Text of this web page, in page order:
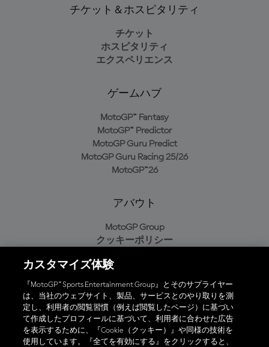
チケット＆ホスピタリティ
チケット
ホスピタリティ
エクスペリエンス
ゲームハブ
MotoGP™ Fantasy
MotoGP™ Predictor
MotoGP Guru Predict
MotoGP Guru Racing 25/26
MotoGP™26
アバウト
MotoGP Group
クッキーポリシー
プライバシーポリシー
購入ポリシー
オフィシャルアプリ
カスタマイズ体験
『MotoGP™ Sports Entertainment Group』とそのサプライヤー
は、当社のウェブサイト、製品、サービスとのやり取りを測
定し、利用者の閲覧習慣（例えば閲覧したページ）に基づい
て作成したプロフィールに基づいて、利用者に合わせた広告
を表示するために、『Cookie（クッキー）』や同様の技術を
使用しています。『全てを有効にする』をクリックすると、